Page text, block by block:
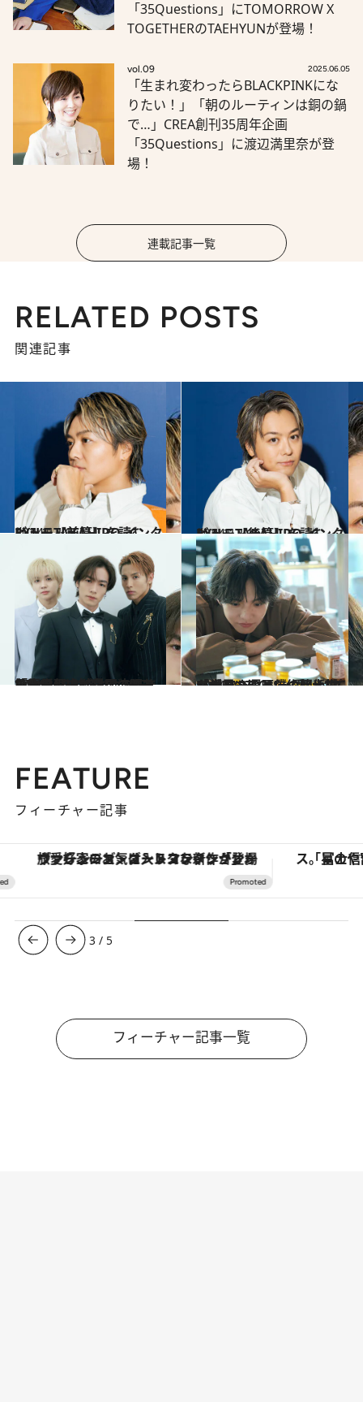
「35Questions」にTOMORROW X
TOGETHERのTAEHYUNが登場！
vol.09 2025.06.05
「生まれ変わったらBLACKPINKにな
りたい！」「朝のルーティンは銅の鍋
で…」CREA創刊35周年企画
「35Questions」に渡辺満里奈が登
場！
連載記事一覧
RELATED POSTS
関連記事
2024.12.15
EXILE TAKAHIRO インタビュー【前篇】を読む
カルチャー 2024.12.15
EXILE TAKAHIRO インタビュー【後篇】を読む
カルチャー
2024.1.21
「生意気さが役に立ちました…」川村壱馬の照れ笑いの理由とは？ THE RAMPAGE“スリボ”の三角関係
カルチャー 2024.1.22
「世界さんと僕の関係性をイメージ」FANTASTICS・佐藤大樹が語る“メンバー愛”と“プレゼント遍歴”
カルチャー
FEATURE
フィーチャー記事
ヴァシュロン・コンスタンタン「オーヴァーシーズ・オートマティック」。旅愛好家のお気に入りコレクションから、ジェンダーレスな新作が登場
3 / 5
フィーチャー記事一覧